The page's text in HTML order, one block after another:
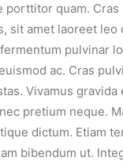
porttitor quam. Cras
sit amet laoreet leo
pulvinar
ac. Cras
Vivamus gravida
pretium neque.
dictum. Etiam
bibendum ut.